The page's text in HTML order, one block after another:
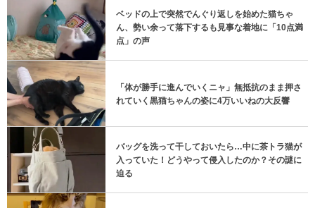
ベッドの上で突然でんぐり返しを始めた猫ちゃ
ん、勢い余って落下するも見事な着地に「10点満
点」の声
「体が勝手に進んでいくニャ」無抵抗のまま押さ
れていく黒猫ちゃんの姿に4万いいねの大反響
バッグを洗って干しておいたら…中に茶トラ猫が
入っていた！どうやって侵入したのか？その謎に
迫る